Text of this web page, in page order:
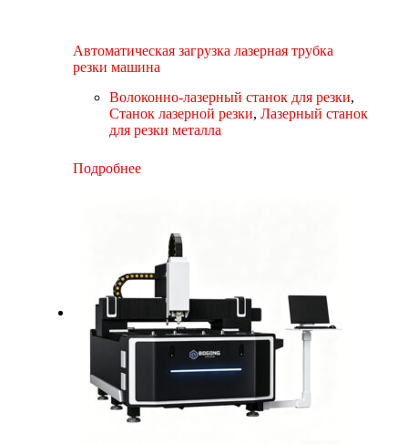
Автоматическая загрузка лазерная трубка
резки машина
Волоконно-лазерный станок для резки,
Станок лазерной резки,Лазерный станок
для резки металла
Подробнее